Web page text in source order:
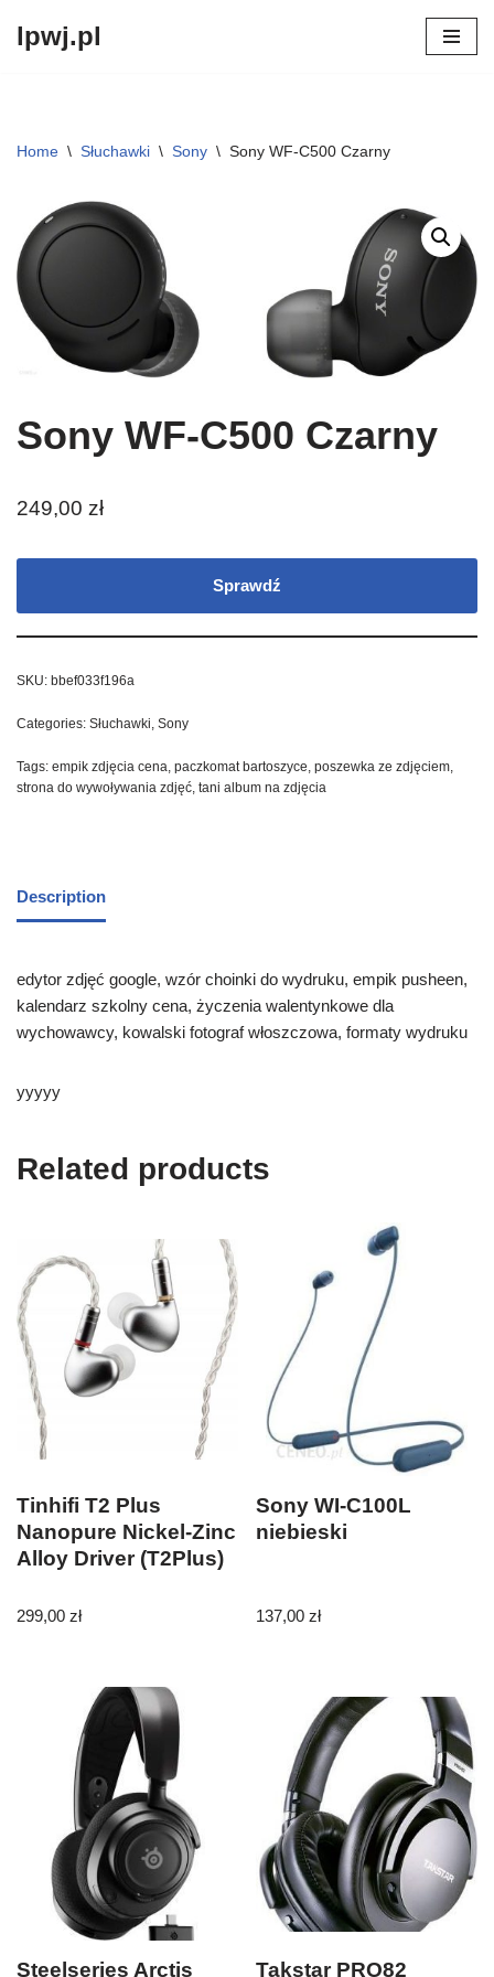
lpwj.pl
Home \ Słuchawki \ Sony \ Sony WF-C500 Czarny
Sony WF-C500 Czarny
249,00 zł
Sprawdź
SKU: bbef033f196a
Categories: Słuchawki, Sony
Tags: empik zdjęcia cena, paczkomat bartoszyce, poszewka ze zdjęciem,
strona do wywoływania zdjęć, tani album na zdjęcia
Description
edytor zdjęć google, wzór choinki do wydruku, empik pusheen,
kalendarz szkolny cena, życzenia walentynkowe dla
wychowawcy, kowalski fotograf włoszczowa, formaty wydruku
yyyyy
Related products
Tinhifi T2 Plus
Nanopure Nickel-Zinc
Alloy Driver (T2Plus)
299,00 zł
Sony WI-C100L
niebieski
137,00zł
Steelseries Arctis Takstar PRO82